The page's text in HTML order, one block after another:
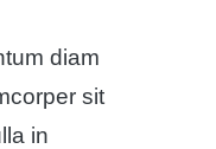
diam
sit
in